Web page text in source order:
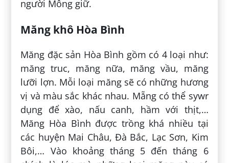
người Mông giữ.
Măng khô Hòa Bình
Măng đặc sản Hòa Bình gồm có 4 loại như:
măng truc, măng nữa, măng vầu, măng
lưỡi lợn. Mỗi loại măng sẽ có những hương
vị và màu sắc khác nhau. Mẵng có thể sywr
dụng để xào, nấu canh, hầm với thịt,…
Măng Hòa Bình được trồng khá nhiều tại
các huyện Mai Châu, Đà Bắc, Lạc Sơn, Kim
Bôi,… Vào khoảng tháng 5 đến tháng 6